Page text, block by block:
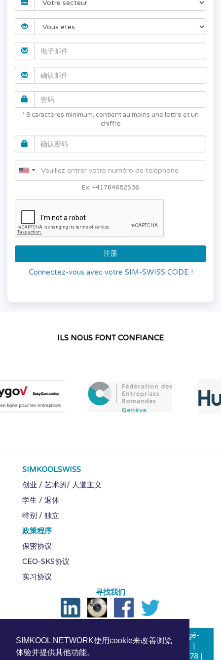
SIMKOOL NETWORK使用cookie来改善浏览
体验并提供其他功能。
* 8 caractères minimum, contient au moins une lettre et un
chiffre
Ex: +41764682536
注册
Connectez-vous avec votre SIM-SWISS CODE !
ILS NOUS FONT CONFIANCE
SIMKOOLSWISS
创业 / 艺术的/ 人道主义
学生 / 退休
特别 / 独立
政策程序
保密协议
CEO-SKS协议
实习协议
寻找我们
SIMKOOLSWISS
1994-2026 | Licence-Hébergé-
Protégé-Sécurisé en Suisse (LHPSS) |SIMSwiss |
S/RDV C/o Swiss ÉcoDigiLab SA : +41 22 347 78 78 |